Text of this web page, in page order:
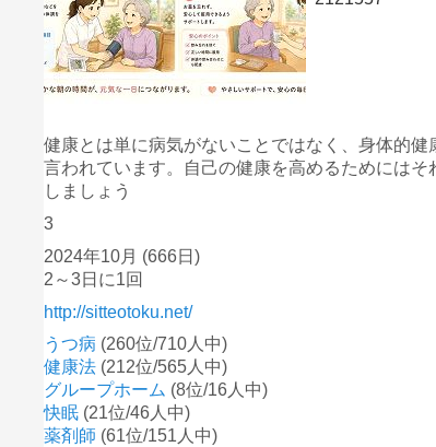
健康とは単に病気がないことではなく、身体的
言われています。自己の健康を高めるためには
しましょう
3
2024年10月 (666日)
2～3日に1回
http://sitteotoku.net/
うつ病 (260位/710人中)
健康法 (212位/565人中)
グループホーム (8位/16人中)
快眠 (21位/46人中)
薬剤師 (61位/151人中)